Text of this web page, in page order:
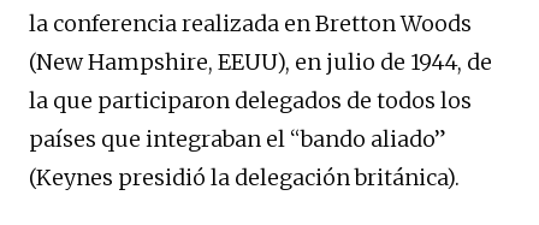
la conferencia realizada en Bretton Woods
(New Hampshire, EEUU), en julio de 1944, de
la que participaron delegados de todos los
países que integraban el “bando aliado”
(Keynes presidió la delegación británica).